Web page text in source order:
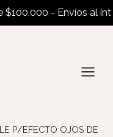
- Envíos al
P/EFECTO OJOS DE